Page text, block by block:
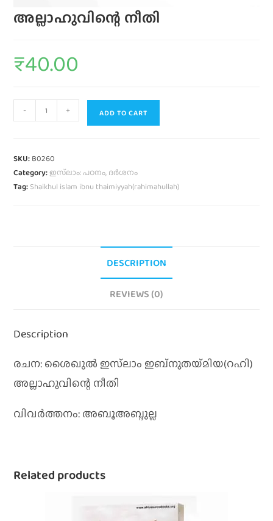
അല്ലാഹുവിന്റെ നീതി
₹40.00
- + ADD TO CART
SKU: B0260
Category:ഇസ്‌ലാം: പഠനം, ദർശനം
Tag: Shaikhul islam ibnu thaimiyyah(rahimahullah)
DESCRIPTION
REVIEWS (0)
Description
രചന: ശൈഖുല്‍ ഇസ്‌ലാം ഇബ്‌നുതയ്‌മിയ(റഹി)
അല്ലാഹുവിന്റെ നീതി
വിവര്‍ത്തനം: അബൂഅബ്ദുല്ല
Related products